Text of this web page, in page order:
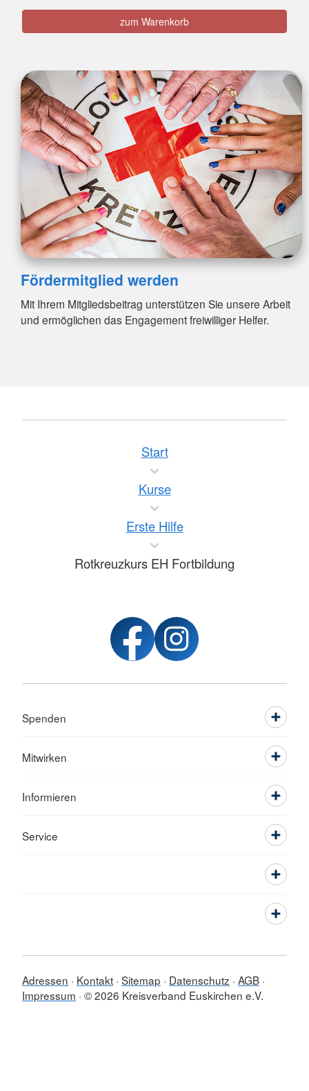
zum Warenkorb
Fördermitglied werden
Mit Ihrem Mitgliedsbeitrag unterstützen Sie unsere Arbeit
und ermöglichen das Engagement freiwilliger Helfer.
Start
Kurse
Erste Hilfe
Rotkreuzkurs EH Fortbildung
Spenden
Mitwirken
Informieren
Service
Adressen Kontakt Sitemap Datenschutz AGB
Impressum © 2026 Kreisverband Euskirchen e.V.